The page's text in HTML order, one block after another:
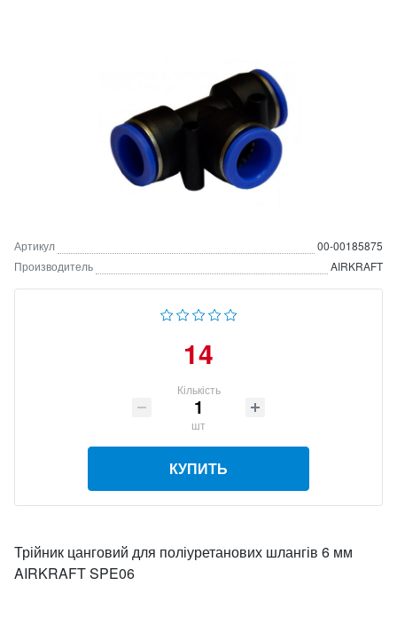
Артикул
00-00185875
Производитель
AIRKRAFT
14
Кількість
шт
КУПИТЬ
Трійник цанговий для поліуретанових шлангів 6 мм
AIRKRAFT SPE06